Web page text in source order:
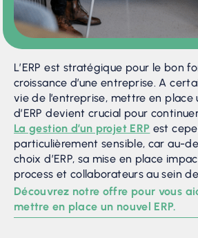
L’ERP est stratégique pour le bon
croissance d’une entreprise. A
vie de l’entreprise, mettre en place
d’ERP devient crucial pour
La gestion d’un projet ERP est
particulièrement sensible, car au-
choix d’ERP, sa mise en place
process et collaborateurs au sein
Découvrez notre offre pour vous
mettre en place un nouvel ERP.